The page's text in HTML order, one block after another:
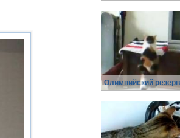
Олимпийский резерв